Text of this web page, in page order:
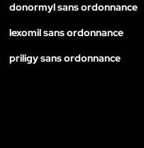
donormyl sans ordonnance
lexomil sans ordonnance
priligy sans ordonnance